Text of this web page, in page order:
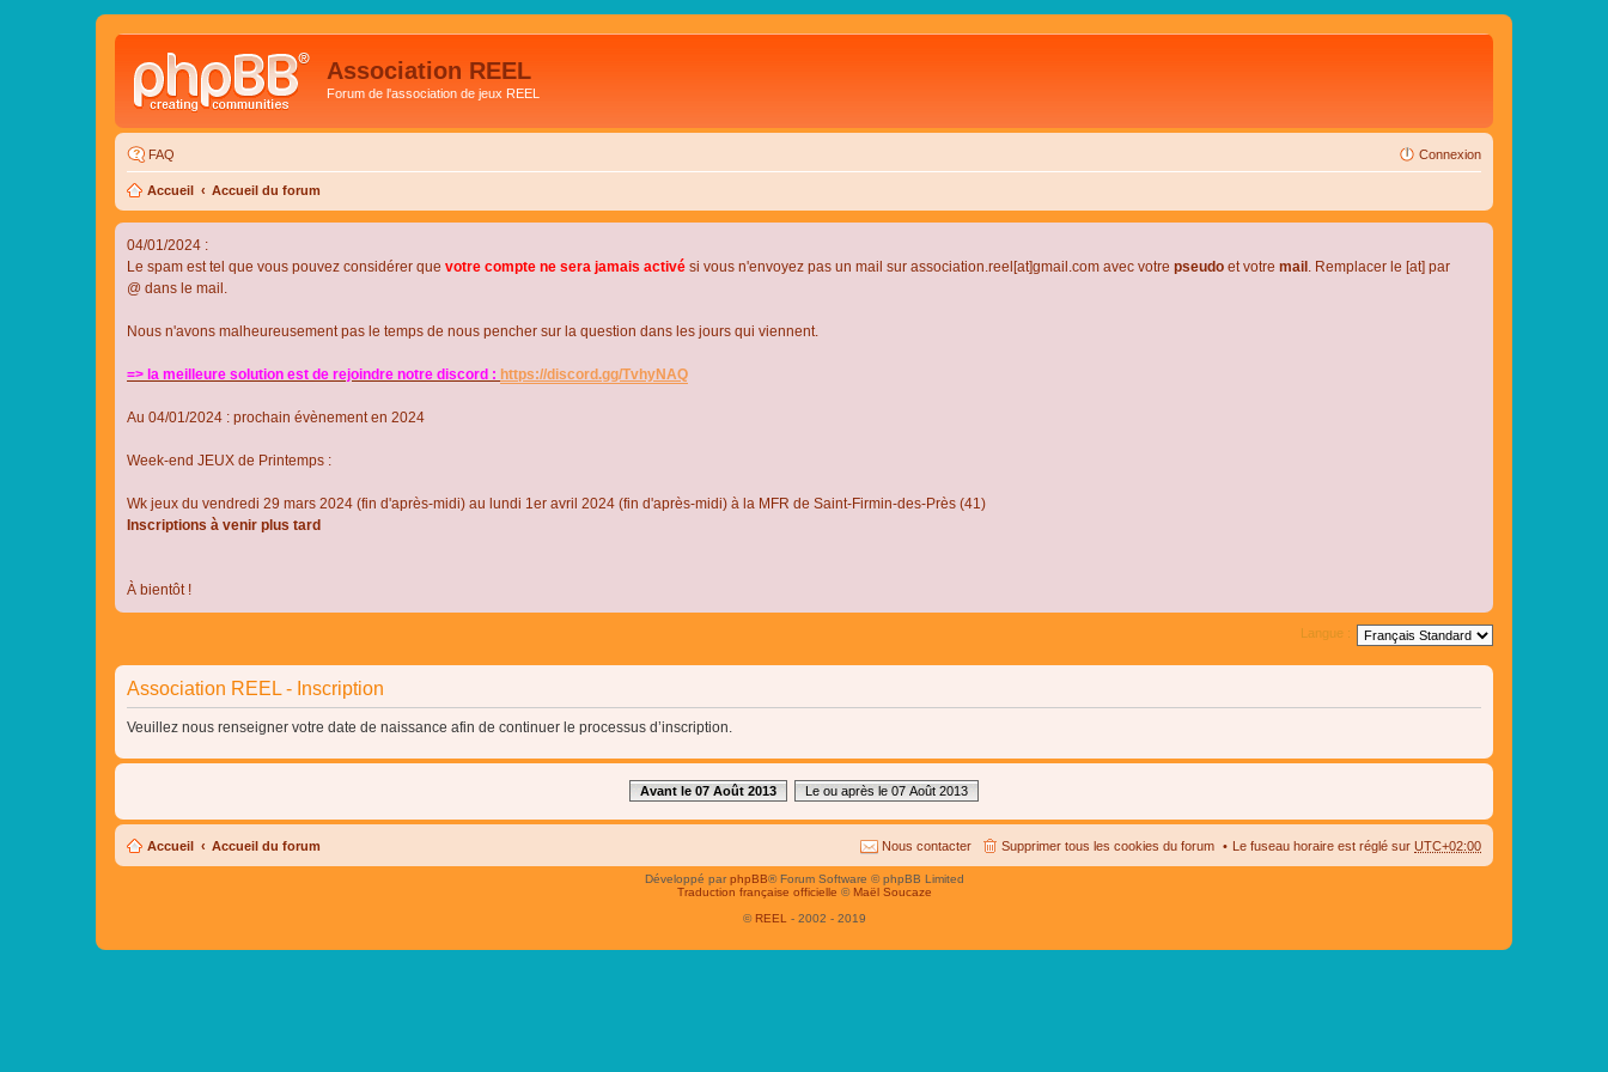
Association REEL
Forum de l'association de jeux REEL
FAQ Connexion
Accueil Accueil du forum
04/01/2024 :
Le spam est tel que vous pouvez considérer que votre compte ne sera jamais activé si vous n'envoyez pas un mail sur association.reel[at]gmail.com avec votre pseudo et votre mail . Remplacer le [at] par
@ dans le mail.
Nous n'avons malheureusement pas le temps de nous pencher sur la question dans les jours qui viennent.
=> la meilleure solution est de rejoindre notre discord : https://discord.gg/TvhyNAQ
Au 04/01/2024 : prochain évènement en 2024
Week-end JEUX de Printemps :
Wk jeux du vendredi 29 mars 2024 (fin d'après-midi) au lundi 1er avril 2024 (fin d'après-midi) à la MFR de Saint-Firmin-des-Près (41)
Inscriptions à venir plus tard
À bientôt !
Langue :
Association REEL - Inscription
Veuillez nous renseigner votre date de naissance afin de continuer le processus d’inscription.
Avant le 07 Août 2013 Le ou après le 07 Août 2013
Accueil Accueil du forum Le fuseau horaire est réglé sur UTC+02:00
Supprimer tous les cookies du forum
Nous contacter
Développé parphpBB® Forum Software © phpBB Limited
Traduction française officielle © Maël Soucaze
© REEL - 2002 - 2019